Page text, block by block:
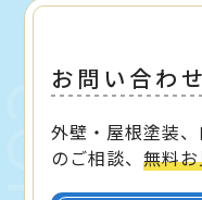
お問い合わせ
外壁・屋根塗装
のご相談、無料